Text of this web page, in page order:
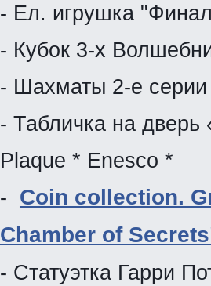
- Ел. игрушка
- Кубок 3-х
- Шахматы 2-е серии
- Табличка на
Plaque * Enesco *
- Coin collection.
Chamber of
- Статуэтка Гарри